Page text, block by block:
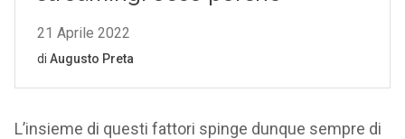
L’insieme di questi fattori spinge dunque sempre di